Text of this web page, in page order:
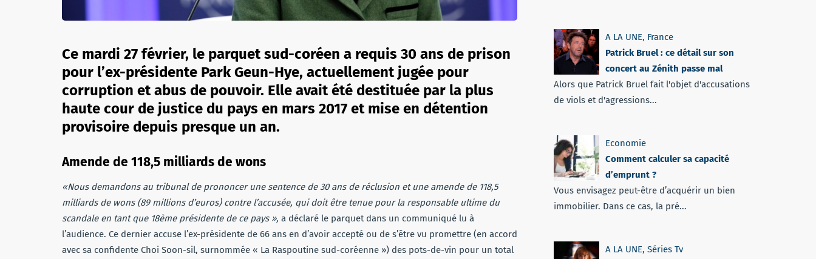
Ce mardi 27 février, le parquet sud-coréen a requis 30 ans de prison
pour l’ex-présidente Park Geun-Hye, actuellement jugée pour
corruption et abus de pouvoir. Elle avait été destituée par la plus
haute cour de justice du pays en mars 2017 et mise en détention
provisoire depuis presque un an.
Amende de 118,5 milliards de wons
«Nous demandons au tribunal de prononcer une sentence de 30 ans de réclusion et une amende de 118,5
milliards de wons (89 millions d’euros) contre l’accusée, qui doit être tenue pour la responsable ultime du
scandale en tant que 18ème présidente de ce pays », a déclaré le parquet dans un communiqué lu à
l’audience. Ce dernier accuse l’ex-présidente de 66 ans en d’avoir accepté ou de s’être vu promettre (en accord
avec sa confidente Choi Soon-sil, surnommée « La Raspoutine sud-coréenne ») des pots-de-vin pour un total
A LA UNE, France
Patrick Bruel : ce détail sur son
concert au Zénith passe mal
Alors que Patrick Bruel fait l'objet d'accusations
de viols et d'agressions...
Economie
Comment calculer sa capacité
d’emprunt ?
Vous envisagez peut-être d’acquérir un bien
immobilier. Dans ce cas, la pré...
A LA UNE, Séries Tv